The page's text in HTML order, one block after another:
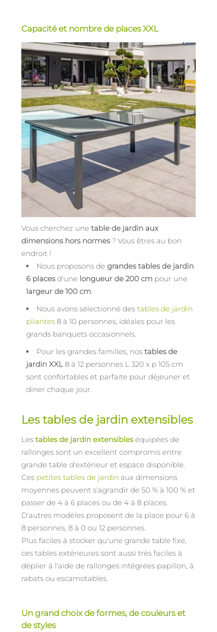
Capacité et nombre de places XXL
Vous cherchez une table de jardin aux
dimensions hors normes? Vous êtres au bon
endroit !
Nous proposons de grandes tables de jardin
6 placesd'une longueur de 200 cm pour une
largeur de 100 cm
Nous avons sélectionné des tables de jardin
pliantes 8 à 10 personnes, idéales pour les
grands banquets occasionnels.
Pour les grandes familles, nos tables de
jardin XXL 8 à 12 personnes L 320 x p 105 cm
sont confortables et parfaite pour déjeuner et
diner chaque jour.
Les tables de jardin extensibles
Les tables de jardin extensibleséquipées de
rallonges sont un excellent compromis entre
grande table d'extérieur et espace disponible.
Ces petites tables de jardin aux dimensions
moyennes peuvent s'agrandir de 50 % à 100 % et
passer de 4 à 6 places ou de 4 à 8 places.
D'autres modèles proposent de la place pour 6 à
8 personnes, 8 à 0 ou 12 personnes.
Plus faciles à stocker qu'une grande table fixe,
ces tables extérieures sont aussi très faciles à
déplier à l'aide de rallonges intégrées papillon, à
rabats ou escamotables.
Un grand choix de formes, de couleurs et
de styles